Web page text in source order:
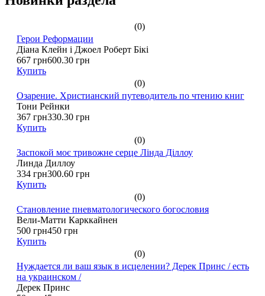
(0)
Герои Реформации
Діана Клейн і Джоел Роберт Бікі
667 грн600.30 грн
Купить
(0)
Озарение. Христианский путеводитель по чтению книг
Тони Рейнки
367 грн330.30 грн
Купить
(0)
Заспокой моє тривожне серце Лінда Діллоу
Линда Диллоу
334 грн300.60 грн
Купить
(0)
Становление пневматологического богословия
Вели-Матти Карккайнен
500 грн450 грн
Купить
(0)
Нуждается ли ваш язык в исцелении? Дерек Принс / есть
на украинском /
Дерек Принс